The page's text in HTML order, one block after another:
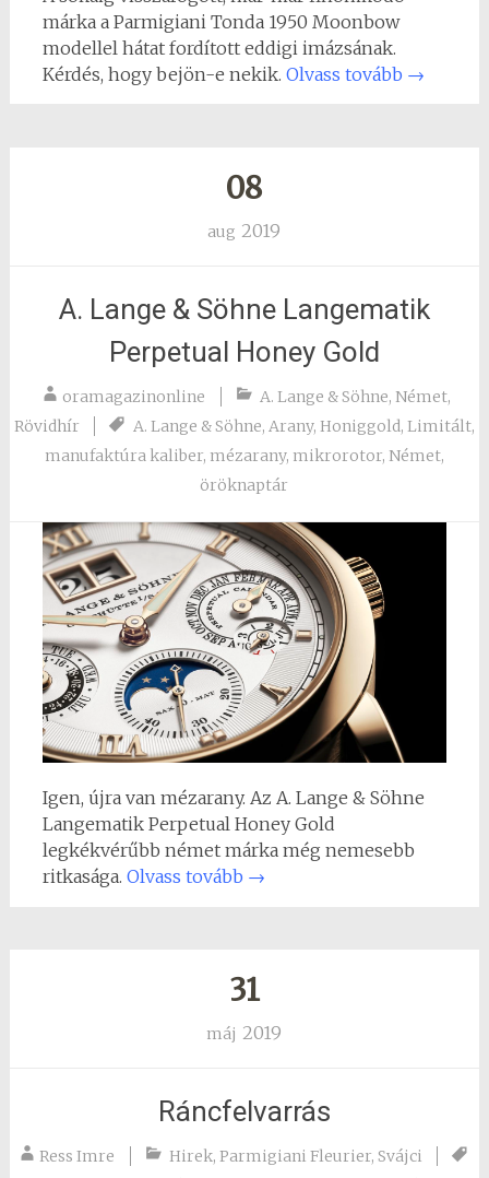
márka a Parmigiani Tonda 1950 Moonbow
modellel hátat fordított eddigi imázsának.
Kérdés, hogy bejön-e nekik. Olvass tovább →
08
aug 2019
A. Lange & Söhne Langematik
Perpetual Honey Gold
oramagazinonline A. Lange & Söhne, Német,
Rövidhír
A. Lange & Söhne, Arany, Honiggold, Limitált,
manufaktúra kaliber, mézarany, mikrorotor, Német,
öröknaptár
Igen, újra van mézarany. Az A. Lange & Söhne
Langematik Perpetual Honey Gold
legkékvérűbb német márka még nemesebb
ritkasága. Olvass tovább →
31
máj 2019
Ráncfelvarrás
Ress Imre Hirek,Parmigiani Fleurier,Svájci